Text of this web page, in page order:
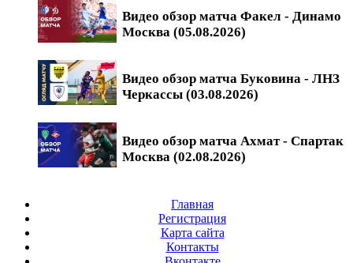
Видео обзор матча Факел - Динамо
Москва (05.08.2026)
Видео обзор матча Буковина - ЛНЗ
Черкассы (03.08.2026)
Видео обзор матча Ахмат - Спартак
Москва (02.08.2026)
Главная
Регистрация
Карта сайта
Контакты